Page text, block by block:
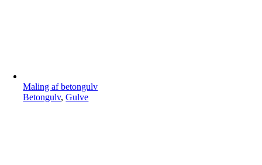
Maling af betongulv
Betongulv,Gulve